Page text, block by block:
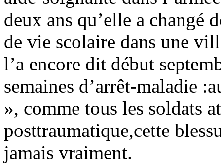
deux ans qu’elle a changé
de vie scolaire dans une
l’a encore dit début
semaines d’arrêt-maladie
», comme tous les soldats
posttraumatique,cette
jamais vraiment.